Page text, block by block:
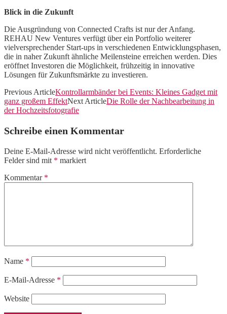
Blick in die Zukunft
Die Ausgründung von Connected Crafts ist nur der Anfang.
REHAU New Ventures verfügt über ein Portfolio weiterer
vielversprechender Start-ups in verschiedenen Entwicklungsphasen,
die in naher Zukunft ähnliche Meilensteine erreichen werden. Dies
eröffnet Investoren die Möglichkeit, frühzeitig in innovative
Lösungen für Zukunftsmärkte zu investieren.
Previous ArticleKontrollarmbänder bei Events: Kleines Gadget mit
ganz großem EffektNext ArticleDie Rolle der Nachbearbeitung in
der Hochzeitsfotografie
Schreibe einen Kommentar
Deine E-Mail-Adresse wird nicht veröffentlicht. Erforderliche
Felder sind mit * markiert
Kommentar *
Name *
E-Mail-Adresse *
Website